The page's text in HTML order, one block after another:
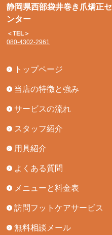
静岡県西部袋井巻き爪矯正セ
ンター
＜TEL＞
080-4302-2961
トップページ
当店の特徴と強み
サービスの流れ
スタッフ紹介
用具紹介
よくある質問
メニューと料金表
訪問フットケアサービス
無料相談メール